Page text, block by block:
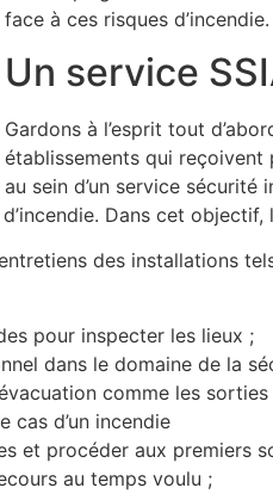
face à ces risques
Un service
Gardons à l’esprit tout
établissements qui reçoivent
au sein d’un service
Dans cet objectif,
des installations
pour inspecter les lieux ;
dans le domaine de la
comme les
cas d’un incendie
et procéder aux premiers
au temps voulu ;